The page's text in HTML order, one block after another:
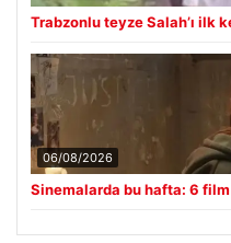
Trabzonlu teyze Salah’ı ilk
06/08/2026
Sinemalarda bu hafta: 6